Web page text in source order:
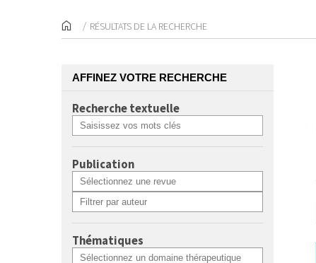
RÉSULTATS DE LA RECHERCHE
AFFINEZ VOTRE RECHERCHE
Recherche textuelle
Publication
Thématiques